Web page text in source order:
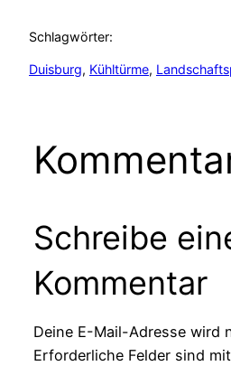
Schlagwörter:
Duisburg, Kühltürme,
Schreibe
Kommentar
Deine E-Mail-Adresse wird
Erforderliche Felder sind mit